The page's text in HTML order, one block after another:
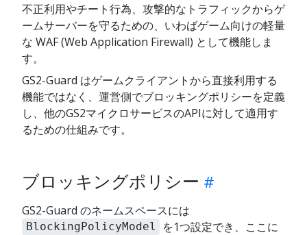
不正利用やチート行為、攻撃的なトラフィックからゲ
ームサーバーを守るための、いわばゲーム向けの軽量
な WAF (Web Application Firewall) として機能しま
す。
GS2-Guard はゲームクライアントから直接利用する
機能ではなく、運営側でブロッキングポリシーを定義
し、他のGS2マイクロサービスのAPIに対して適用す
るための仕組みです。
ブロッキングポリシー
GS2-Guard のネームスペースには
BlockingPolicyModel
を1つ設定でき、ここに